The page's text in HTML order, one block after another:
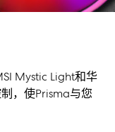
Mystic Light和华
，使Prisma与您